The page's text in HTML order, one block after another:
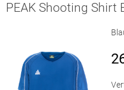
PEAK Shooting Shirt